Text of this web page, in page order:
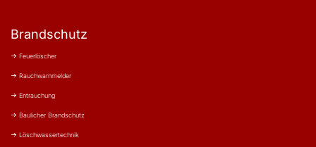
Brandschutz
Feuerlöscher
Rauchwarnmelder
Entrauchung
Baulicher Brandschutz
Löschwassertechnik